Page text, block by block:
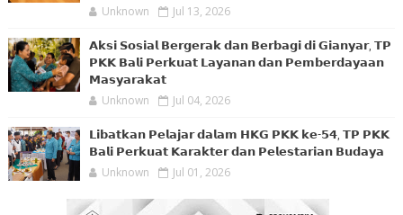
Unknown Jul 13, 2026
𝗔𝗸𝘀𝗶 𝗦𝗼𝘀𝗶𝗮𝗹 𝗕𝗲𝗿𝗴𝗲𝗿𝗮𝗸 𝗱𝗮𝗻 𝗕𝗲𝗿𝗯𝗮𝗴𝗶 𝗱𝗶 𝗚𝗶𝗮𝗻𝘆𝗮𝗿, 𝗧𝗣
𝗣𝗞𝗞 𝗕𝗮𝗹𝗶 𝗣𝗲𝗿𝗸𝘂𝗮𝘁 𝗟𝗮𝘆𝗮𝗻𝗮𝗻 𝗱𝗮𝗻 𝗣𝗲𝗺𝗯𝗲𝗿𝗱𝗮𝘆𝗮𝗮𝗻
𝗠𝗮𝘀𝘆𝗮𝗿𝗮𝗸𝗮𝘁
Unknown Jul 04, 2026
𝗟𝗶𝗯𝗮𝘁𝗸𝗮𝗻 𝗣𝗲𝗹𝗮𝗷𝗮𝗿 𝗱𝗮𝗹𝗮𝗺 𝗛𝗞𝗚 𝗣𝗞𝗞 𝗸𝗲-𝟱𝟰, 𝗧𝗣 𝗣𝗞𝗞
𝗕𝗮𝗹𝗶 𝗣𝗲𝗿𝗸𝘂𝗮𝘁 𝗞𝗮𝗿𝗮𝗸𝘁𝗲𝗿 𝗱𝗮𝗻 𝗣𝗲𝗹𝗲𝘀𝘁𝗮𝗿𝗶𝗮𝗻 𝗕𝘂𝗱𝗮𝘆𝗮
Unknown Jul 01, 2026